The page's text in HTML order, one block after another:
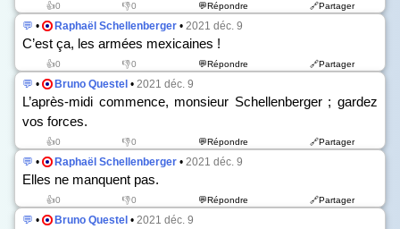
👍0 👎0 💬Répondre 🔗Partager
💬 • Raphaël Schellenberger • 2021 déc. 9
C’est ça, les armées mexicaines !
👍0 👎0 💬Répondre 🔗Partager
💬 • Bruno Questel • 2021 déc. 9
L’après-midi commence, monsieur Schellenberger ; gardez
vos forces.
👍0 👎0 💬Répondre 🔗Partager
💬 • Raphaël Schellenberger • 2021 déc. 9
Elles ne manquent pas.
👍0 👎0 💬Répondre 🔗Partager
💬 • Bruno Questel • 2021 déc. 9